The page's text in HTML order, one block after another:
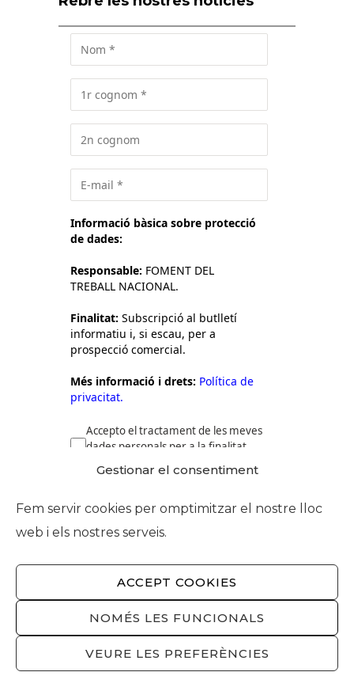
Gestionar el consentiment
Fem servir cookies per omptimitzar el nostre lloc
web i els nostres serveis.
ACCEPT COOKIES
NOMÉS LES FUNCIONALS
VEURE LES PREFERÈNCIES
Informació bàsica sobre protecció
de dades:
Responsable: FOMENT DEL
TREBALL NACIONAL.
Finalitat: Subscripció al butlletí
informatiu i, si escau, per a
prospecció comercial.
Més informació i drets: Política de
privacitat.
Accepto el tractament de les meves
dades personals per a la finalitat
anteriorment detallada.
ENVIAR